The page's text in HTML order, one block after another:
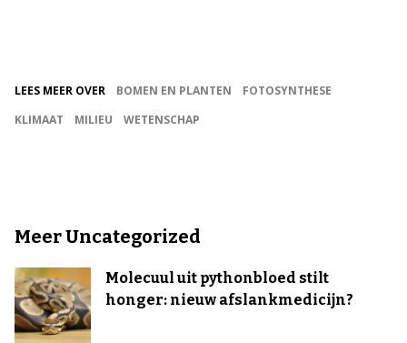
LEES MEER OVER BOMEN EN PLANTEN
FOTOSYNTHESE
KLIMAAT
MILIEU WETENSCHAP
Meer Uncategorized
Molecuul uit pythonbloed stilt
honger: nieuw afslankmedicijn?